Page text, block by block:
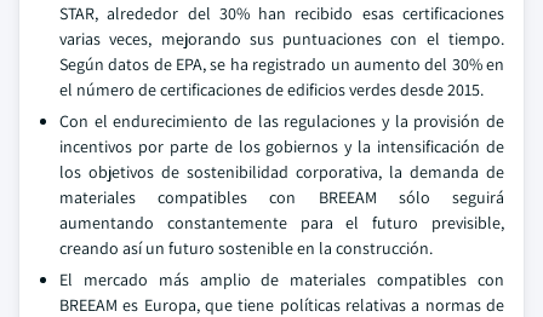
STAR, alrededor del 30% han recibido esas certificaciones
varias veces, mejorando sus puntuaciones con el tiempo.
Según datos de EPA, se ha registrado un aumento del 30% en
el número de certificaciones de edificios verdes desde 2015.
Con el endurecimiento de las regulaciones y la provisión de
incentivos por parte de los gobiernos y la intensificación de
los objetivos de sostenibilidad corporativa, la demanda de
materiales compatibles con BREEAM sólo seguirá
aumentando constantemente para el futuro previsible,
creando así un futuro sostenible en la construcción.
El mercado más amplio de materiales compatibles con
BREEAM es Europa, que tiene políticas relativas a normas de